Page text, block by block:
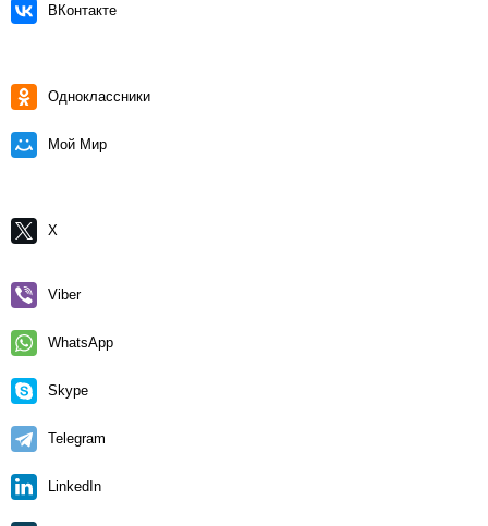
ВКонтакте
Одноклассники
Мой Мир
X
Viber
WhatsApp
Skype
Telegram
LinkedIn